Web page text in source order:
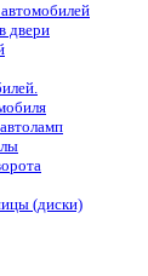
двери
(диски)